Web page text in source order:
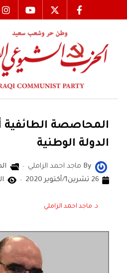
المحاصصة
الدولة الوطنية
By ماجد احمد الزاملي
26 تشرين1/أكتوير 2020
د. ماجد احمد الزاملي